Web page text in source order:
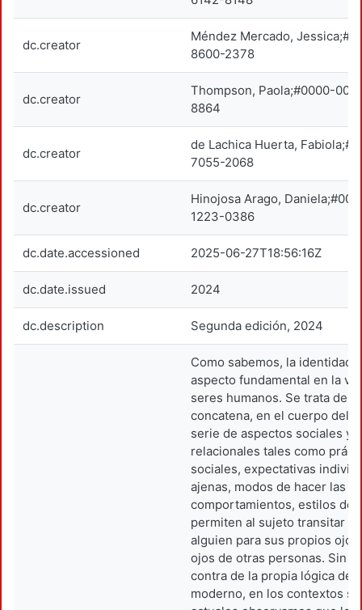
dc.creator
Méndez Mercado,
8600-2378
dc.creator
Thompson, Paola;#0000-
8864
dc.creator
de Lachica Huerta,
7055-2068
dc.creator
Hinojosa Arago,
1223-0386
dc.date.accessioned 2025-06-27T18:56:16Z
dc.date.issued 2024
dc.description Segunda edición, 2024
Como sabemos, la identidad
aspecto fundamental en la
seres humanos. Se trata de
concatena, en el cuerpo del
serie de aspectos sociales y
relacionales tales como
sociales, expectativas
ajenas, modos de hacer las
comportamientos, estilos de
permiten al sujeto transitar
alguien para sus propios ojos
ojos de otras personas. Sin
contra de la propia lógica del
moderno, en los contextos